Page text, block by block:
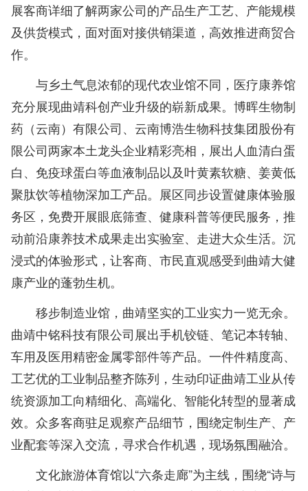
展客商详细了解两家公司的产品生产工艺、产能规模
及供货模式，面对面对接供销渠道，高效推进商贸合
作。
与乡土气息浓郁的现代农业馆不同，医疗康养馆
充分展现曲靖科创产业升级的崭新成果。博晖生物制
药（云南）有限公司、云南博浩生物科技集团股份有
限公司两家本土龙头企业精彩亮相，展出人血清白蛋
白、免疫球蛋白等血液制品以及叶黄素软糖、姜黄低
聚肽饮等植物深加工产品。展区同步设置健康体验服
务区，免费开展眼底筛查、健康科普等便民服务，推
动前沿康养技术成果走出实验室、走进大众生活。沉
浸式的体验形式，让客商、市民直观感受到曲靖大健
康产业的蓬勃生机。
移步制造业馆，曲靖坚实的工业实力一览无余。
曲靖中铭科技有限公司展出手机铰链、笔记本转轴、
车用及医用精密金属零部件等产品。一件件精度高、
工艺优的工业制品整齐陈列，生动印证曲靖工业从传
统资源加工向精细化、高端化、智能化转型的显著成
效。众多客商驻足观察产品细节，围绕定制生产、产
业配套等深入交流，寻求合作机遇，现场氛围融洽。
文化旅游体育馆以“六条走廊”为主线，围绕“诗与